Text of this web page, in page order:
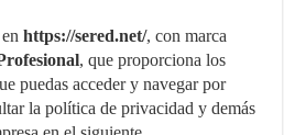
enhttps://sered.net/, con marca
, que proporciona los
puedas acceder y navegar por
la política de privacidad y demás